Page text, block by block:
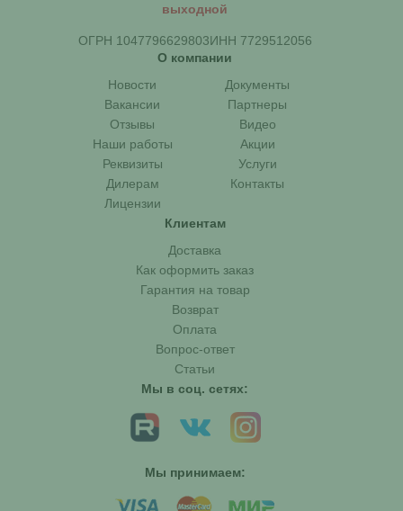
выходной
ОГРН 1047796629803ИНН 7729512056
О компании
Новости
Документы
Вакансии
Партнеры
Отзывы
Видео
Наши работы
Акции
Реквизиты
Услуги
Дилерам
Контакты
Лицензии
Клиентам
Доставка
Как оформить заказ
Гарантия на товар
Возврат
Оплата
Вопрос-ответ
Статьи
Мы в соц. сетях:
Мы принимаем: